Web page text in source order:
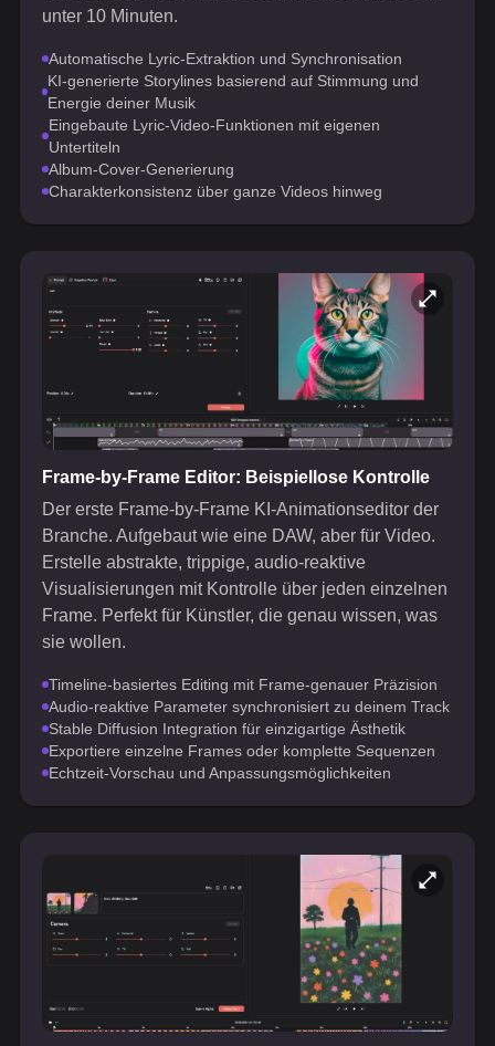
unter 10 Minuten.
Automatische Lyric-Extraktion und Synchronisation
KI-generierte Storylines basierend auf Stimmung und
Energie deiner Musik
Eingebaute Lyric-Video-Funktionen mit eigenen
Untertiteln
Album-Cover-Generierung
Charakterkonsistenz über ganze Videos hinweg
Frame-by-Frame Editor: Beispiellose Kontrolle
Der erste Frame-by-Frame KI-Animationseditor der
Branche. Aufgebaut wie eine DAW, aber für Video.
Erstelle abstrakte, trippige, audio-reaktive
Visualisierungen mit Kontrolle über jeden einzelnen
Frame. Perfekt für Künstler, die genau wissen, was
sie wollen.
Timeline-basiertes Editing mit Frame-genauer Präzision
Audio-reaktive Parameter synchronisiert zu deinem Track
Stable Diffusion Integration für einzigartige Ästhetik
Exportiere einzelne Frames oder komplette Sequenzen
Echtzeit-Vorschau und Anpassungsmöglichkeiten